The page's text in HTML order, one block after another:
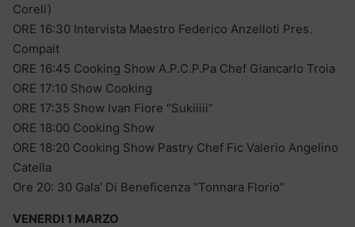
Coreli)
ORE 16:30 Intervista Maestro Federico Anzelloti Pres.
Compait
ORE 16:45 Cooking Show A.P.C.P.Pa Chef Giancarlo Troia
ORE 17:10 Show Cooking
ORE 17:35 Show Ivan Fiore “Sukiiiii”
ORE 18:00 Cooking Show
ORE 18:20 Cooking Show Pastry Chef Fic Valerio Angelino
Catella
Ore 20: 30 Gala’ Di Beneficenza “Tonnara Florio”
VENERDI 1 MARZO